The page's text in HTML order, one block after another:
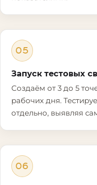
05
Запуск тестовых
Создаём от 3 до 5
рабочих дня.
отдельно, выявляя
06